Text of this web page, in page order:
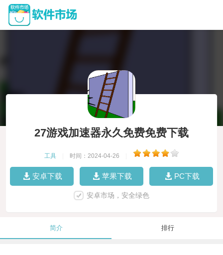
27游戏加速器永久免费免费下载
工具 时间：2024-04-26
安卓下载 苹果下载 PC下载
安卓市场，安全绿色
简介 排行